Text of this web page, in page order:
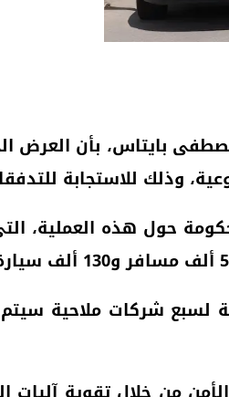
بايتاس، بأن العرض
حول هذه العملية،